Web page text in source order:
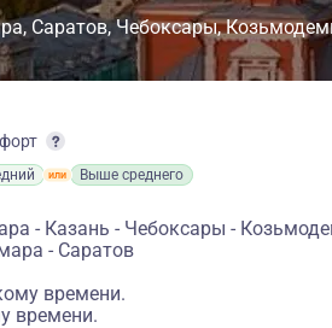
Саратов Чебоксары
Выше среднего
- Казань - Чебоксары -
- Саратов
времени.
времени.